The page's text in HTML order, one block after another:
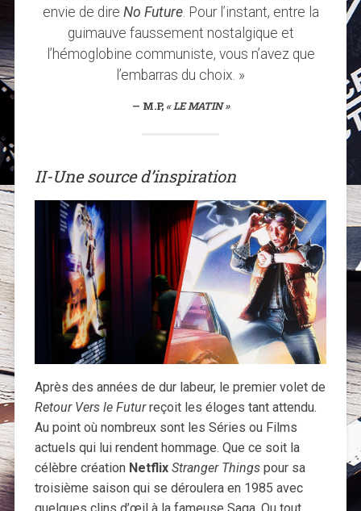
envie de dire No Future. Pour l’instant, entre la
guimauve faussement nostalgique et
l’hémoglobine communiste, vous n’avez que
l’embarras du choix. »
M.P, « LE MATIN »
II-Une source d’inspiration
Après des années de dur labeur, le premier volet de
Retour Vers le Futurreçoit les éloges tant attendu.
Au point où nombreux sont les Séries ou Films
actuels qui lui rendent hommage. Que ce soit la
célèbre création Netflix Stranger Thingspour sa
troisième saison qui se déroulera en 1985 avec